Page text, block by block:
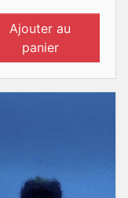
Ajouter au
panier